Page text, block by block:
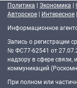
Политика | Экономика |
Авторское | Интересное |
Информационное
Запись о регистрации
№ ФС77-62541 от
надзору в сфере
коммуникаций
При полном или